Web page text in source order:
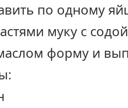
по одному
муку с
форму и